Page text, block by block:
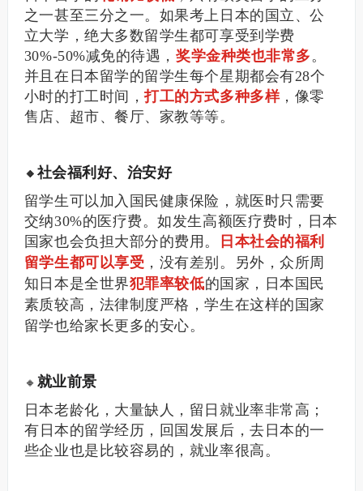
之一甚至三分之一。如果考上日本的国立、公
立大学，绝大多数留学生都可享受到学费
30%-50%减免的待遇，奖学金种类也非常多。
并且在日本留学的留学生每个星期都会有28个
小时的打工时间，打工的方式多种多样，像零
售店、超市、餐厅、家教等等。
🔸 社会福利好、治安好
留学生可以加入国民健康保险，就医时只需要
交纳30%的医疗费。如发生高额医疗费时，日本
国家也会负担大部分的费用。
日本社会的福利
留学生都可以享受 ，没有差别。
另外，众所周
知日本是全世界犯罪率较低的国家，日本国民
素质较高，法律制度严格，学生在这样的国家
留学也给家长更多的安心。
🔸 就业前景
日本老龄化，大量缺人，留日就业率非常高；
有 日本的留学经历，回国发展后，去日本的一
些企业也是比较容易的，就业率很高。